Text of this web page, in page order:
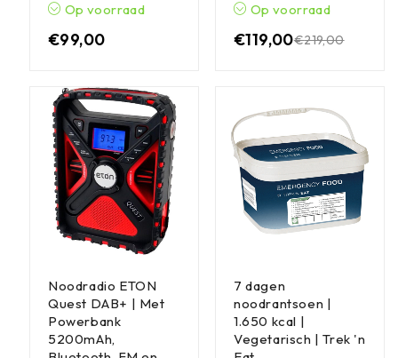
Op voorraad
€99,00
Op voorraad
€219,00
€119,00
Noodradio ETON
Quest DAB+ | Met
Powerbank
5200mAh,
7 dagen
noodrantsoen |
1.650 kcal |
Vegetarisch | Trek 'n